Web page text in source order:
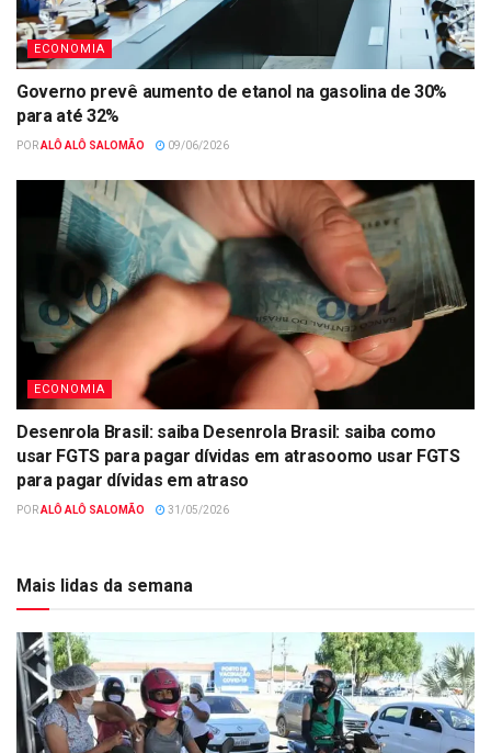
ECONOMIA
Governo prevê aumento de etanol na gasolina de 30%
para até 32%
PORALÔ ALÔ SALOMÃO 09/06/2026
ECONOMIA
Desenrola Brasil: saiba Desenrola Brasil: saiba como
usar FGTS para pagar dívidas em atrasoomo usar FGTS
para pagar dívidas em atraso
PORALÔ ALÔ SALOMÃO 31/05/2026
Mais lidas da semana